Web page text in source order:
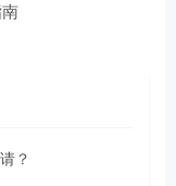
？